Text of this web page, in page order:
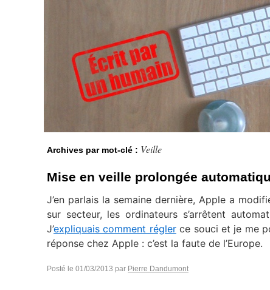
Archives par mot-clé : Veille
Mise en veille prolongée
J’en parlais la semaine dernière, Apple a
sur secteur, les ordinateurs s’arrêtent
J’expliquais comment réglerce souci et je me
réponse chez Apple : c’est la faute de l’Europe.
Posté le 01/03/2013 par Pierre Dandumont